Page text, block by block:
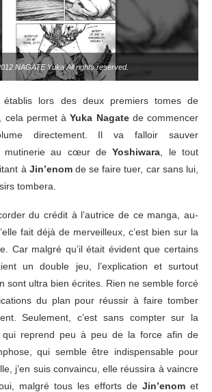
NAGATE Yuka All rights reserved.
établis lors des deux premiers tomes de
, cela permet àYuka Nagatede commencer
directement. Il va falloir sauver
mutinerie au cœur deYoshiwara , le tout
à Jin’enomde se faire tuer, car sans lui,
tombera.
du crédit à l’autrice de ce manga, au-
fait déjà de merveilleux, c’est bien sur la
Car malgré qu’il était évident que certains
un double jeu, l’explication et surtout
sont ultra bien écrites. Rien ne semble forcé
du plan pour réussir à faire tomber
Seulement, c’est sans compter sur la
, qui reprend peu à peu de la force afin de
qui semble être indispensable pour
j’en suis convaincu, elle réussira à vaincre
malgré tous les efforts de Jin’enom et